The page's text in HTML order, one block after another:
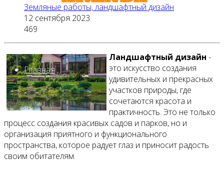
Главная
Все новости
Земляные работы, ландшафтный дизайн
12 сентября 2023
469
Ландшафтный дизайн -
это искусство создания
удивительных и прекрасных
участков природы, где
сочетаются красота и
практичность. Это не только
процесс создания красивых садов и парков, но и
организация приятного и функционального
пространства, которое радует глаз и приносит радость
своим обитателям.